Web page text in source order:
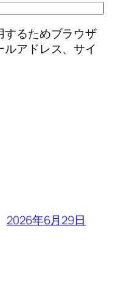
するためブラウザ
アドレス、サイ
2026年6月29日